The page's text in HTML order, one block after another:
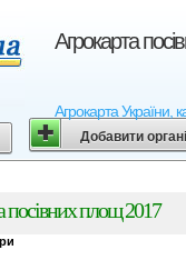
Агрокарта
Агрокарта України,
Добавити
посівних площ 2017